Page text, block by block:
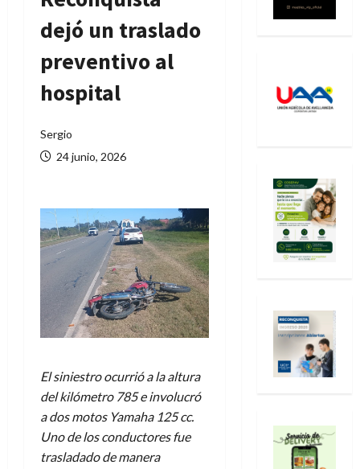
dejó un traslado
preventivo al
hospital
Sergio
24 junio, 2026
El siniestro ocurrió a la altura
del kilómetro 785 e involucró
a dos motos Yamaha 125 cc.
Uno de los conductores fue
trasladado de manera